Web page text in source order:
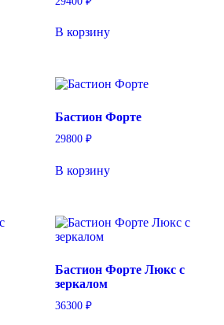
В корзину
Бастион Форте
29800 ₽
В корзину
Бастион Форте Люкс с
зеркалом
36300 ₽